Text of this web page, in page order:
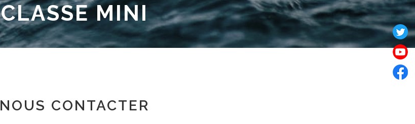
CLASSE MINI
NOUS CONTACTER